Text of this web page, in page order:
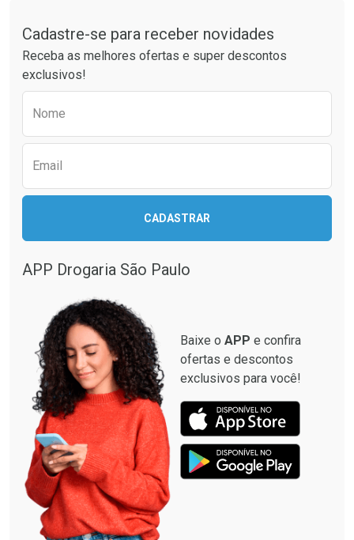
Laboratório
Por Menos Laboratório
Por Menos
Cadastre-se para receber novidades
Receba as melhores ofertas e super descontos
exclusivos!
Nome
Email
CADASTRAR
APP Drogaria São Paulo
Baixe o APP e confira
ofertas e descontos
exclusivos para você!